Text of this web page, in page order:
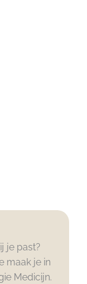
je past?
maak je in
Medicijn.